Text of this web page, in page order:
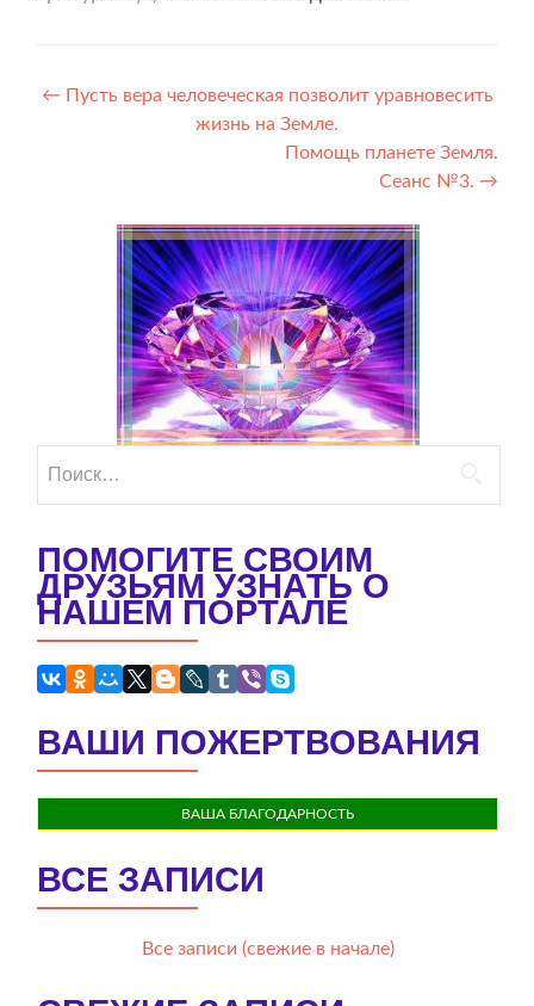
Навигация
← Пусть вера человеческая позволит уравновесить
жизнь на Земле.
Помощь планете Земля.
Сеанс №3. →
ПОМОГИТЕ СВОИМ
ДРУЗЬЯМ УЗНАТЬ О
НАШЕМ ПОРТАЛЕ
ВАШИ ПОЖЕРТВОВАНИЯ
ВАША БЛАГОДАРНОСТЬ
ВСЕ ЗАПИСИ
Все записи (свежие в начале)